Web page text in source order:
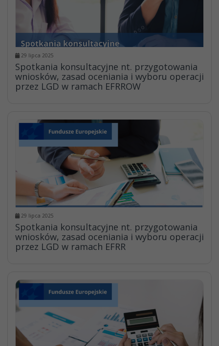
29 lipca 2025
Spotkania konsultacyjne nt. przygotowania
wniosków, zasad oceniania i wyboru operacji
przez LGD w ramach EFRROW
29 lipca 2025
Spotkania konsultacyjne nt. przygotowania
wniosków, zasad oceniania i wyboru operacji
przez LGD w ramach EFRR